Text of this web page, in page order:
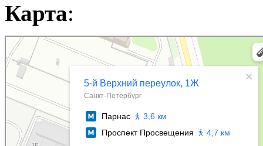
Карта:
Санкт‑Петербург
Яндекс Карты — транспорт, навигация, поиск мест